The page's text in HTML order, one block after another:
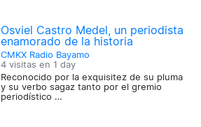
Osviel Castro Medel, un periodista
enamorado de la historia
CMKX Radio Bayamo
4 visitas en 1 day
Reconocido por la exquisitez de su pluma
y su verbo sagaz tanto por el gremio
periodístico …